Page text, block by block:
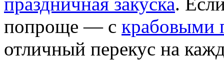
попроще — с крабовыми
отличный перекус на